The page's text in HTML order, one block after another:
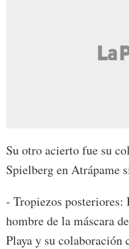
Su otro acierto fue su
Spielberg en Atrápame
- Tropiezos posteriores:
hombre de la máscara
Playa y su